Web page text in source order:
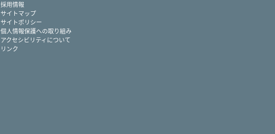
採用情報
サイトマップ
サイトポリシー
個人情報保護への取り組み
アクセシビリティについて
リンク